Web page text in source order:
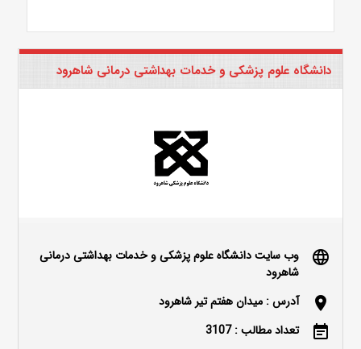
دانشگاه علوم پزشکی و خدمات بهداشتی درمانی شاهرود
language
وب سایت دانشگاه علوم پزشکی و خدمات بهداشتی درمانی
شاهرود
location_on آدرس : میدان هفتم تیر شاهرود
event_note تعداد مطالب : 3107